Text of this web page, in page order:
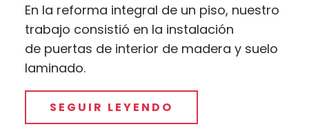
En la reforma integral de un piso, nuestro
trabajo consistió en la instalación
de puertas de interior de madera y suelo
laminado.
SEGUIR LEYENDO